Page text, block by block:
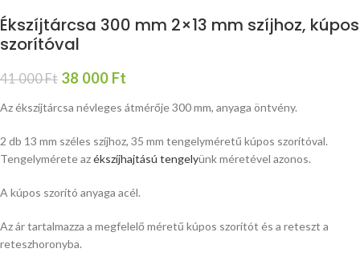
Ékszíjtárcsa 300 mm 2×13 mm szíjhoz, kúpos
szorítóval
41 000Ft 38 000 Ft
Az ékszíjtárcsa névleges átmérője 300 mm, anyaga öntvény.
2 db 13 mm széles szíjhoz, 35 mm tengelyméretű kúpos szorítóval.
Tengelymérete azékszíjhajtású tengelyünk méretével azonos.
A kúpos szorító anyaga acél.
Az ár tartalmazza a megfelelő méretű kúpos szorítót és a reteszt a
reteszhoronyba.